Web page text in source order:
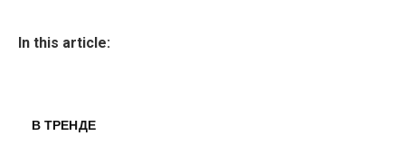
In this article:
В ТРЕНДЕ